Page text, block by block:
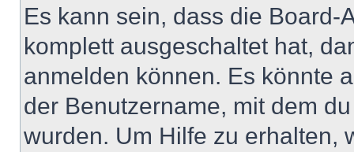
Es kann sein, dass die
komplett ausgeschaltet hat,
anmelden können. Es könnte
der Benutzername, mit dem
wurden. Um Hilfe zu erhalten,